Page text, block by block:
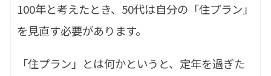
100年と考えたとき、50代は自分の「住プラン」
を見直す必要があります。
「住プラン」とは何かというと、定年を過ぎた